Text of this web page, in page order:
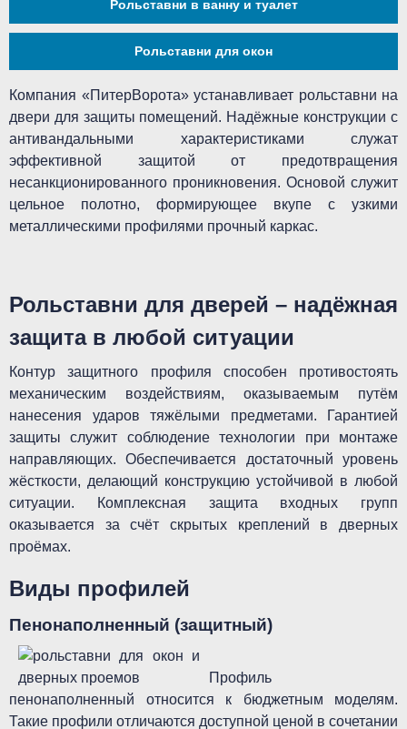
Рольставни в ванну и туалет
Рольставни для окон
Компания «ПитерВорота» устанавливает рольставни на
двери для защиты помещений. Надёжные конструкции с
антивандальными характеристиками служат
эффективной защитой от предотвращения
несанкционированного проникновения. Основой служит
цельное полотно, формирующее вкупе с узкими
металлическими профилями прочный каркас.
Рольставни для дверей – надёжная
защита в любой ситуации
Контур защитного профиля способен противостоять
механическим воздействиям, оказываемым путём
нанесения ударов тяжёлыми предметами. Гарантией
защиты служит соблюдение технологии при монтаже
направляющих. Обеспечивается достаточный уровень
жёсткости, делающий конструкцию устойчивой в любой
ситуации. Комплексная защита входных групп
оказывается за счёт скрытых креплений в дверных
проёмах.
Виды профилей
Пенонаполненный (защитный)
Профиль
пенонаполненный относится к бюджетным моделям.
Такие профили отличаются доступной ценой в сочетании